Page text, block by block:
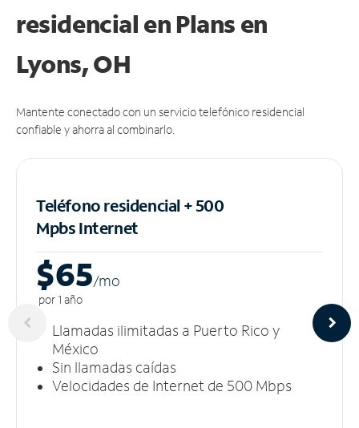
residencial en Plans en
Lyons, OH
Mantente conectado con un servicio telefónico residencial
confiable y ahorra al combinarlo.
Teléfono residencial + 500
MpbsInternet
$65/mo
por 1 año
Llamadas ilimitadas a Puerto Rico y
México
Sin llamadas caídas
Velocidades de Internet de 500 Mbps